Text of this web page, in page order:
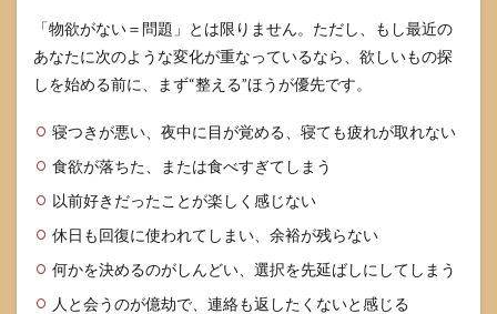
える
例
恋人
や夫
婦に
れた
の答
え方
4.2
「物欲がない＝問題」とは限りません。ただし、もし最近の
あなたに次のような変化が重なっているなら、欲しいもの探
しを始める前に、まず“整える”ほうが優先です。
寝つきが悪い、夜中に目が覚める、寝ても疲れが取れない
食欲が落ちた、または食べすぎてしまう
以前好きだったことが楽しく感じない
休日も回復に使われてしまい、余裕が残らない
何かを決めるのがしんどい、選択を先延ばしにしてしまう
人と会うのが億劫で、連絡も返したくないと感じる